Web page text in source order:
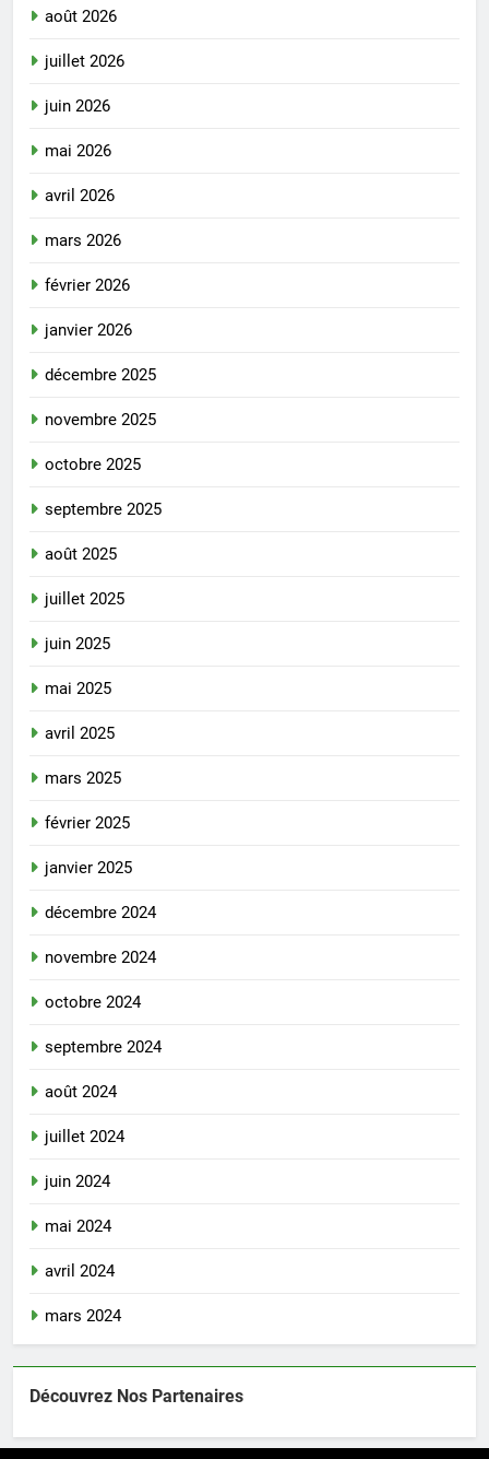
août 2026
juillet 2026
juin 2026
mai 2026
avril 2026
mars 2026
février 2026
janvier 2026
décembre 2025
novembre 2025
octobre 2025
septembre 2025
août 2025
juillet 2025
juin 2025
mai 2025
avril 2025
mars 2025
février 2025
janvier 2025
décembre 2024
novembre 2024
octobre 2024
septembre 2024
août 2024
juillet 2024
juin 2024
mai 2024
avril 2024
mars 2024
Découvrez Nos Partenaires